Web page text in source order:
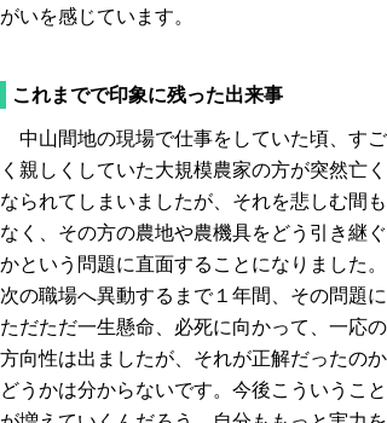
がいを感じています。
これまでで印象に残った出来事
中山間地の現場で仕事をしていた頃、すご
く親しくしていた大規模農家の方が突然亡く
なられてしまいましたが、それを悲しむ間も
なく、その方の農地や農機具をどう引き継ぐ
かという問題に直面することになりました。
次の職場へ異動するまで１年間、その問題に
ただただ一生懸命、必死に向かって、一応の
方向性は出ましたが、それが正解だったのか
どうかは分からないです。今後こういうこと